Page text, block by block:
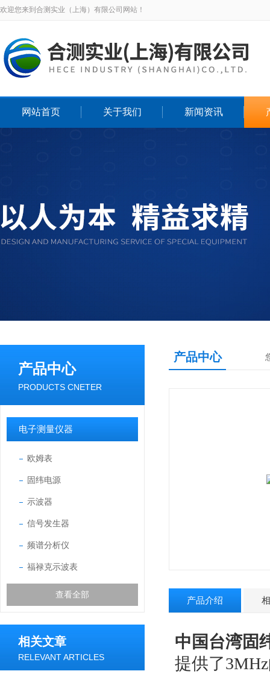
欢迎您来到合测实业（上海）有限公司网站！
网站首页 关于我们 新闻资讯
产品中心
PRODUCTS CNETER
电子测量仪器
欧姆表
固纬电源
示波器
信号发生器
频谱分析仪
福禄克示波表
查看全部
相关文章
RELEVANT ARTICLES
产品中心
产品介绍
中国台湾固
提供了3MHz